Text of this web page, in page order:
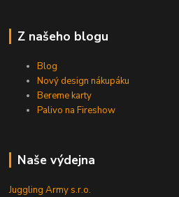
Z našeho blogu
Blog
Nový design nákupáku
Bereme karty
Palivo na Fireshow
Naše výdejna
Juggling Army s.r.o.